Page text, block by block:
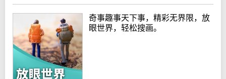
奇事趣事天下事，精彩无界限，放
眼世界，轻松搜画。